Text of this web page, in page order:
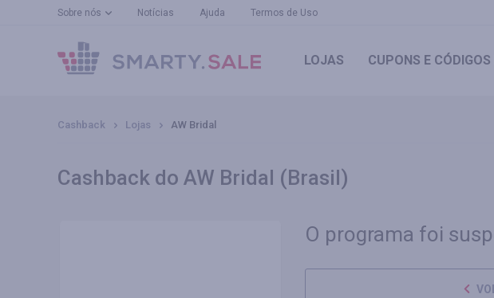
Sobre nós Notícias Ajuda Termos de Uso
LOJAS CUPONS E
Cashback Lojas AW Bridal
Cashback do AW Bridal (Brasil)
O programa foi